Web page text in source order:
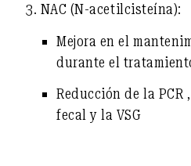
3. NAC (N-acetilcisteína):
Mejora en el
durante el
Reducción de la PCR ,
fecaly la VSG